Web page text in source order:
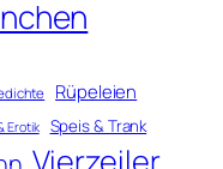
Rüpeleien
Erotik Speis & Trank